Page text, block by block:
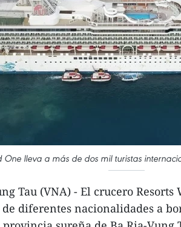
One lleva a más de dos mil turistas
Tau (VNA) - El crucero
de diferentes nacionalidades a